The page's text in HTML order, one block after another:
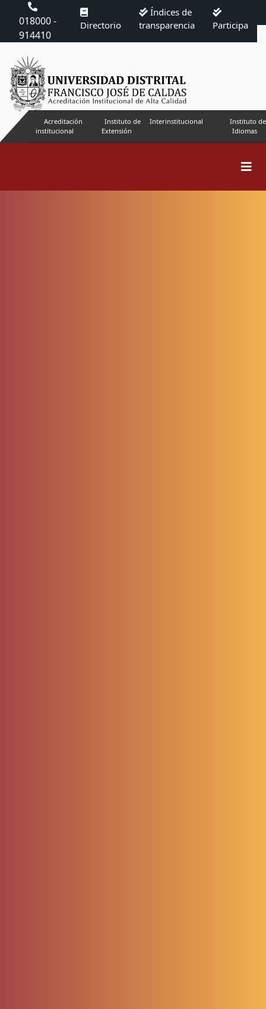
018000 -
914410
Directorio
Índices de
transparencia
Participa
Acreditación
institucional
Instituto de
Extensión
Interinstitucional
Instituto de
Idiomas